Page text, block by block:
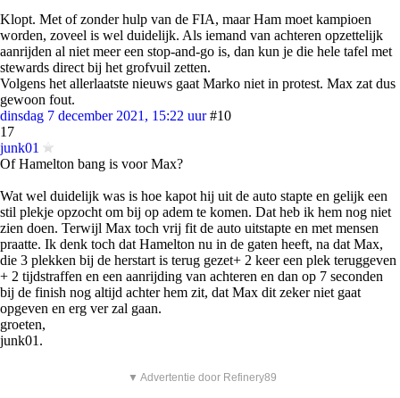
Klopt. Met of zonder hulp van de FIA, maar Ham moet kampioen
worden, zoveel is wel duidelijk. Als iemand van achteren opzettelijk
aanrijden al niet meer een stop-and-go is, dan kun je die hele tafel met
stewards direct bij het grofvuil zetten.
Volgens het allerlaatste nieuws gaat Marko niet in protest. Max zat dus
gewoon fout.
dinsdag 7 december 2021, 15:22 uur #10
17
junk01
Of Hamelton bang is voor Max?
Wat wel duidelijk was is hoe kapot hij uit de auto stapte en gelijk een
stil plekje opzocht om bij op adem te komen. Dat heb ik hem nog niet
zien doen. Terwijl Max toch vrij fit de auto uitstapte en met mensen
praatte. Ik denk toch dat Hamelton nu in de gaten heeft, na dat Max,
die 3 plekken bij de herstart is terug gezet+ 2 keer een plek teruggeven
+ 2 tijdstraffen en een aanrijding van achteren en dan op 7 seconden
bij de finish nog altijd achter hem zit, dat Max dit zeker niet gaat
opgeven en erg ver zal gaan.
groeten,
junk01.
▼ Advertentie door Refinery89